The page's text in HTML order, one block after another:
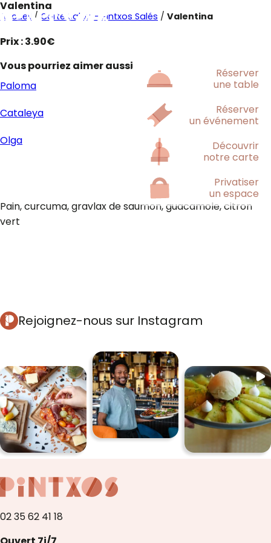
Réserver
une table
Réserver
un événement
Découvrir
notre carte
Privatiser
un espace
Valentina
Accueil / Carte Salon - Pintxos Salés / Valentina
Pain, curcuma, gravlax de saumon, guacamole, citron
vert
Prix : 3.90€
Vous pourriez aimer aussi
Paloma
Cataleya
Olga
Rejoignez-nous sur Instagram
02 35 62 41 18